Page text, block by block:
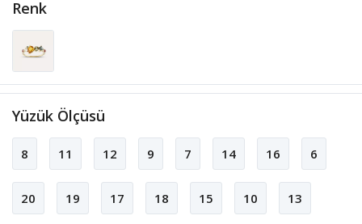
Renk
Yüzük Ölçüsü
8 11 12 9 7 14 16 6
20 19 17 18 15 10 13